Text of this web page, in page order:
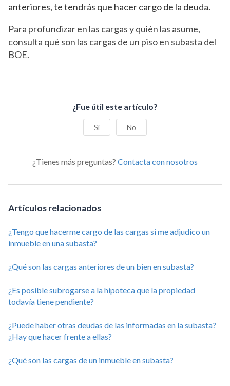
anteriores,te tendrás que hacer cargo de la deuda.
Para profundizar en las cargas y quién las asume,
consulta qué son las cargas de un piso en subasta del
BOE.
¿Fue útil este artículo?
Sí No
¿Tienes más preguntas? Contacta con nosotros
Artículos relacionados
¿Tengo que hacerme cargo de las cargas si me adjudico un
inmueble en una subasta?
¿Qué son las cargas anteriores de un bien en subasta?
¿Es posible subrogarse a la hipoteca que la propiedad
todavía tiene pendiente?
¿Puede haber otras deudas de las informadas en la subasta?
¿Hay que hacer frente a ellas?
¿Qué son las cargas de un inmueble en subasta?